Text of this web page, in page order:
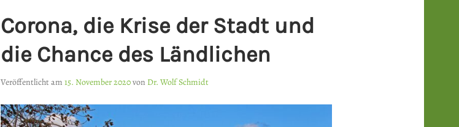
Corona, die Krise der Stadt und
die Chance des Ländlichen
Veröffentlicht am 15. November 2020von Dr. Wolf Schmidt